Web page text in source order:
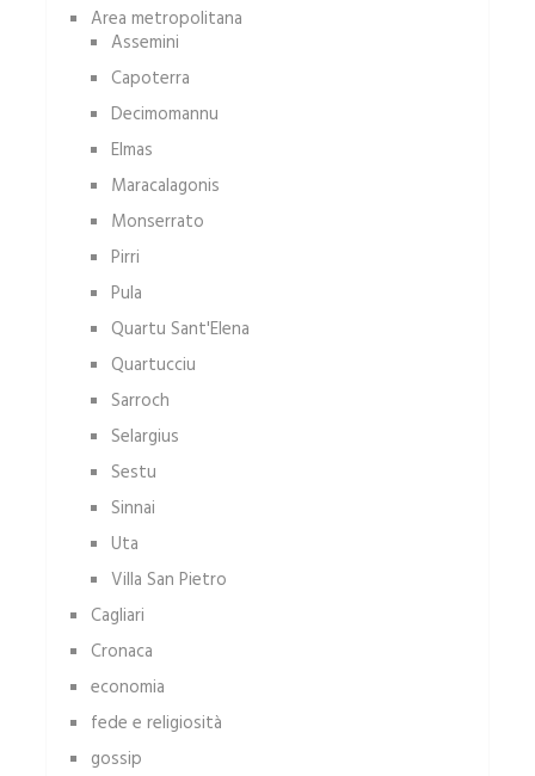
Area metropolitana
Assemini
Capoterra
Decimomannu
Elmas
Maracalagonis
Monserrato
Pirri
Pula
Quartu Sant'Elena
Quartucciu
Sarroch
Selargius
Sestu
Sinnai
Uta
Villa San Pietro
Cagliari
Cronaca
economia
fede e religiosità
gossip